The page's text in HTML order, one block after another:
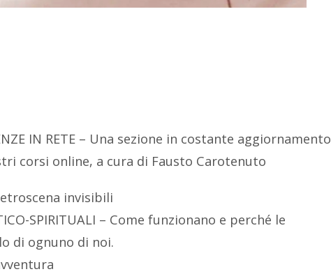
IN RETE – Una sezione in costante aggiornamento
corsi online, a cura di Fausto Carotenuto
retroscena invisibili
SPIRITUALI – Come funzionano e perché le
di ognuno di noi.